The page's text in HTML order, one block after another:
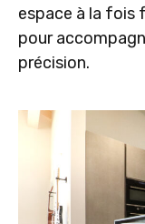
espace à la fois
pour
précision.